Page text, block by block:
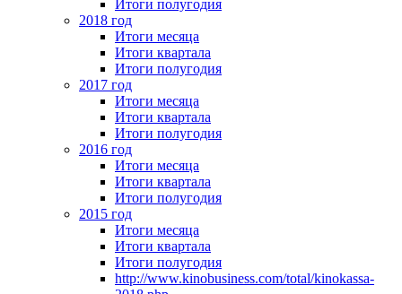
Итоги полугодия
2018 год
Итоги месяца
Итоги квартала
Итоги полугодия
2017 год
Итоги месяца
Итоги квартала
Итоги полугодия
2016 год
Итоги месяца
Итоги квартала
Итоги полугодия
2015 год
Итоги месяца
Итоги квартала
Итоги полугодия
http://www.kinobusiness.com/total/kinokassa-